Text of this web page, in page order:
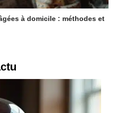
à domicile : méthodes et